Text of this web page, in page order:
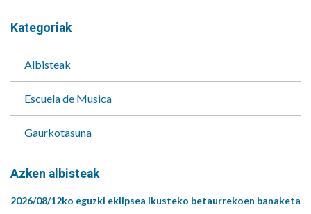
Kategoriak
Albisteak
Escuela de Musica
Gaurkotasuna
Azken albisteak
2026/08/12ko eguzki eklipsea ikusteko betaurrekoen banaketa